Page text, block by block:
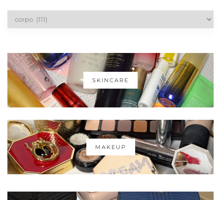
Categorias
SKINCARE
MAKEUP